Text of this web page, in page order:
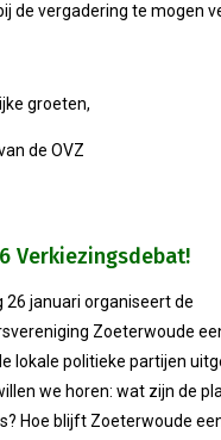
2022: Nieuw
2022 - Notulen
Benaderen
Van
de vergadering te mogen
groeten,
de OVZ
Verkiezingsdebat!
26 januari organiseert de
Zoeterwoude
lokale politieke partijen
we horen: wat zijn de
Hoe blijft Zoeterwoude